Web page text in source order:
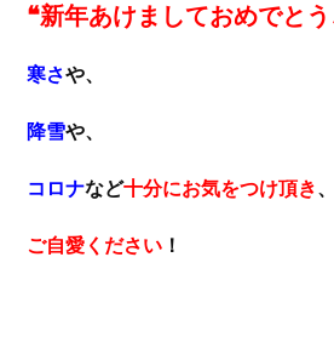
❝新年あけましておめでと
寒さや、
降雪や、
コロナなど十分にお気をつけ頂き、
ご自愛ください ！